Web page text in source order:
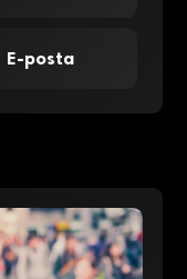
E-posta